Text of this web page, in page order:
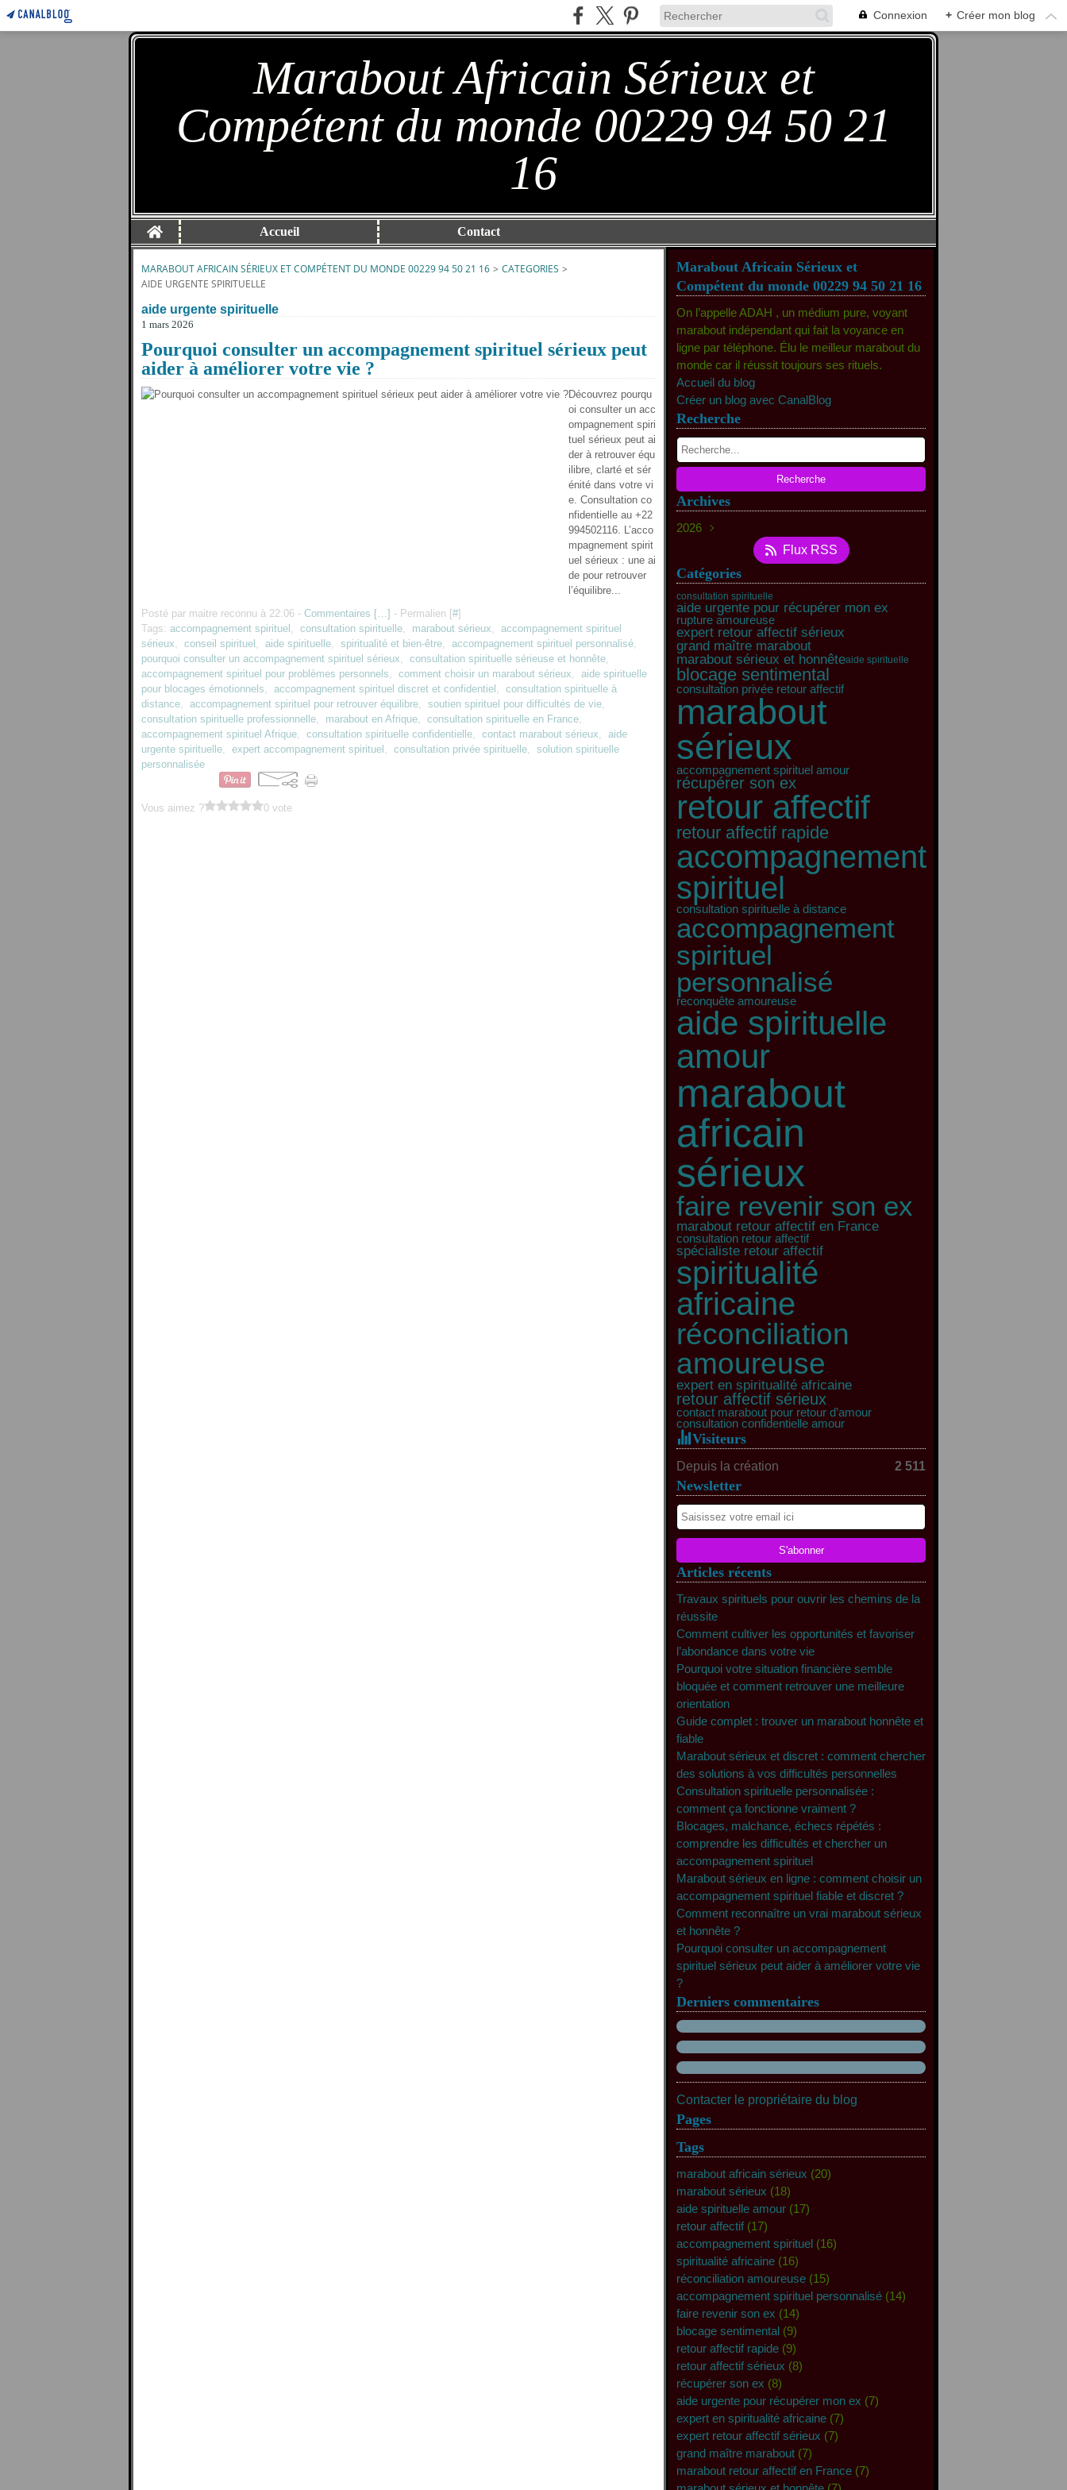
Connexion + Créer mon blog
Marabout Africain Sérieux et
Compétent du monde 00229 94 50 21
16
Home Accueil Contact
MARABOUT AFRICAIN SÉRIEUX ET COMPÉTENT DU MONDE 00229 94 50 21 16 > CATEGORIES >
AIDE URGENTE SPIRITUELLE
aide urgente spirituelle
1 mars 2026
Pourquoi consulter un accompagnement spirituel sérieux peut
aider à améliorer votre vie ?
Découvrez pourqu
oi consulter un acc
ompagnement spiri
tuel sérieux peut ai
der à retrouver équ
ilibre, clarté et sér
énité dans votre vi
e. Consultation co
nfidentielle au +22
994502116. L’acco
mpagnement spirit
uel sérieux : une ai
de pour retrouver
l’équilibre...
Posté par maitre reconnu à 22:06 - Commentaires […] - Permalien [#]
Tags: accompagnement spirituel , consultation spirituelle, marabout sérieux, accompagnement spirituel
sérieux, conseil spirituel , aide spirituelle, spiritualité et bien-être, accompagnement spirituel personnalisé,
pourquoi consulter un accompagnement spirituel sérieux, consultation spirituelle sérieuse et honnête,
accompagnement spirituel pour problèmes personnels, comment choisir un marabout sérieux, aide spirituelle
pour blocages émotionnels, accompagnement spirituel discret et confidentiel , consultation spirituelle à
distance, accompagnement spirituel pour retrouver équilibre, soutien spirituel pour difficultés de vie,
consultation spirituelle professionnelle, marabout en Afrique, consultation spirituelle en France,
accompagnement spirituel Afrique, consultation spirituelle confidentielle, contact marabout sérieux, aide
urgente spirituelle, expert accompagnement spirituel , consultation privée spirituelle, solution spirituelle
personnalisée
Vous aimez ? 0 vote
Marabout Africain Sérieux et
Compétent du monde 00229 94 50 21 16
On l’appelle ADAH , un médium pure, voyant
marabout indépendant qui fait la voyance en
ligne par téléphone. Élu le meilleur marabout du
monde car il réussit toujours ses rituels.
Accueil du blog
Créer un blog avec CanalBlog
Recherche
Archives
2026
Flux RSS
Catégories
consultation spirituelle
aide urgente pour récupérer mon ex
rupture amoureuse
expert retour affectif sérieux
grand maître marabout
marabout sérieux et honnêteaide spirituelle
blocage sentimental
consultation privée retour affectif
marabout
sérieux
accompagnement spirituel amour
récupérer son ex
retour affectif
retour affectif rapide
accompagnement
spirituel
consultation spirituelle à distance
accompagnement
spirituel
personnalisé
reconquête amoureuse
aide spirituelle
amour
marabout
africain
sérieux
faire revenir son ex
marabout retour affectif en France
consultation retour affectif
spécialiste retour affectif
spiritualité
africaine
réconciliation
amoureuse
expert en spiritualité africaine
retour affectif sérieux
contact marabout pour retour d’amour
consultation confidentielle amour
Visiteurs
Depuis la création 2 511
Newsletter
Articles récents
Travaux spirituels pour ouvrir les chemins de la
réussite
Comment cultiver les opportunités et favoriser
l’abondance dans votre vie
Pourquoi votre situation financière semble
bloquée et comment retrouver une meilleure
orientation
Guide complet : trouver un marabout honnête et
fiable
Marabout sérieux et discret : comment chercher
des solutions à vos difficultés personnelles
Consultation spirituelle personnalisée :
comment ça fonctionne vraiment ?
Blocages, malchance, échecs répétés :
comprendre les difficultés et chercher un
accompagnement spirituel
Marabout sérieux en ligne : comment choisir un
accompagnement spirituel fiable et discret ?
Comment reconnaître un vrai marabout sérieux
et honnête ?
Pourquoi consulter un accompagnement
spirituel sérieux peut aider à améliorer votre vie
?
Derniers commentaires
Contacter le propriétaire du blog
Pages
Tags
marabout africain sérieux (20)
marabout sérieux (18)
aide spirituelle amour (17)
retour affectif (17)
accompagnement spirituel (16)
spiritualité africaine (16)
réconciliation amoureuse (15)
accompagnement spirituel personnalisé (14)
faire revenir son ex (14)
blocage sentimental (9)
retour affectif rapide (9)
retour affectif sérieux (8)
récupérer son ex (8)
aide urgente pour récupérer mon ex (7)
expert en spiritualité africaine (7)
expert retour affectif sérieux (7)
grand maître marabout (7)
marabout retour affectif en France (7)